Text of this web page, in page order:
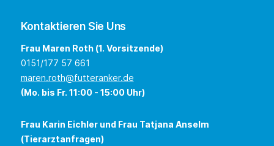
Kontaktieren Sie Uns
Frau Maren Roth (1. Vorsitzende)
0151/177 57 661
maren.roth@futteranker.de
(Mo. bis Fr. 11:00 - 15:00 Uhr)
Frau Karin Eichler und Frau Tatjana Anselm
(Tierarztanfragen)